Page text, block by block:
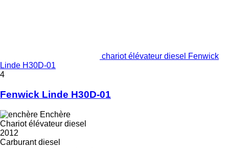
chariot élévateur diesel Fenwick
Linde H30D-01
4
Fenwick Linde H30D-01
Enchère
Chariot élévateur diesel
2012
Carburant diesel